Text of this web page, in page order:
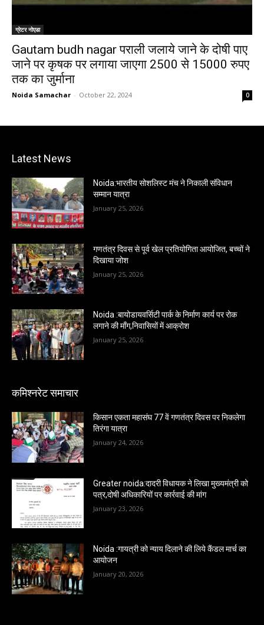
ग्रेटर नोएडा
Gautam budh nagar पराली जलाये जाने के दोषी पाए
जाने पर कृषक पर लगाया जाएगा 2500 से 15000 रुपए
तक का जुर्माना
Noida Samachar - October 22, 2024 0
Latest News
Noida:भारतीय सोशलिस्ट मंच ने निकाली संविधान
सम्मान यात्रा
January 25, 2026
गणतंत्र दिवस से पूर्व खेल प्रतियोगिता आयोजित, बच्चों ने
दिखाया जोश
January 25, 2026
Noida :बायोडायवर्सिटी पार्क के निर्माण कार्य पर रोक
लगाने की माँग,निवासियों में आक्रोश
January 25, 2026
कमिश्नरेट समाचार
किसान एकता महासंघ 77 वें गणतंत्र दिवस पर निकलेगा
तिरंगा यात्रा
January 24, 2026
Greater noida:दादरी विधायक ने लिखा मुख्यमंत्री को
पत्र,दोषी अधिकारियों पर कार्रवाई की मांग
January 23, 2026
Noida :गायत्री को न्याय दिलाने की लिये कैंडल मार्च का
आयोजन
January 20, 2026